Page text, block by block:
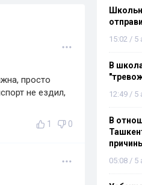
просто
не ездил,
1 0
15:02 / 5
В
12:49 / 5
В
05:08 / 5